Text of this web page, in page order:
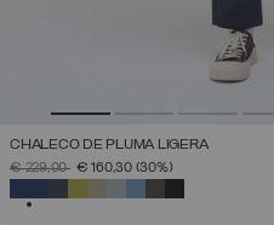
CHALECO DE PLUMA LIGERA
PRECIO REBAJADO DE
€ 229,00A€ 160,30 (30%)